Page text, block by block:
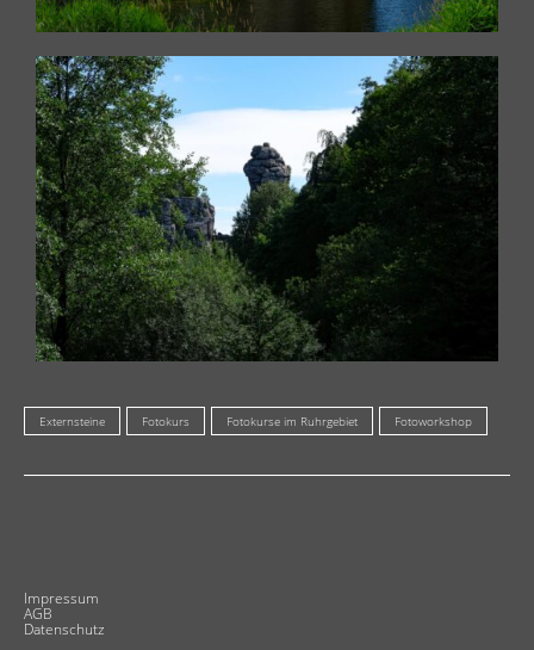
Externsteine Fotokurs Fotokurse im Ruhrgebiet Fotoworkshop
Impressum
AGB
Datenschutz